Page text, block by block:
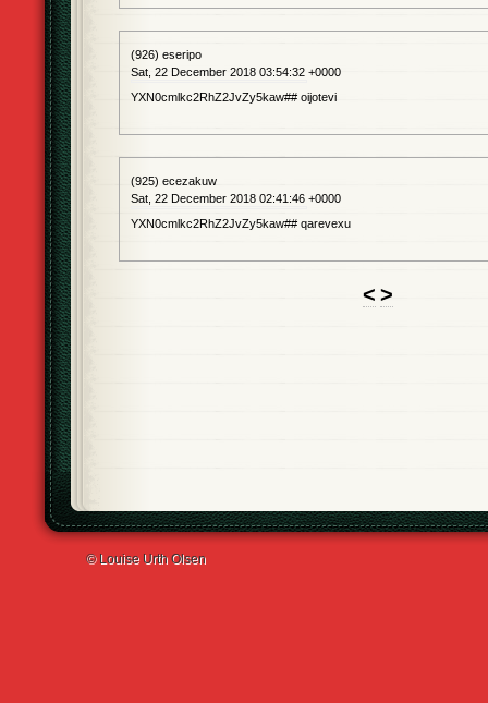
(926) eseripo
Sat, 22 December 2018 03:54:32 +0000
YXN0cmlkc2RhZ2JvZy5kaw## oijotevi
(925) ecezakuw
Sat, 22 December 2018 02:41:46 +0000
YXN0cmlkc2RhZ2JvZy5kaw## qarevexu
< >
© Louise Urth Olsen